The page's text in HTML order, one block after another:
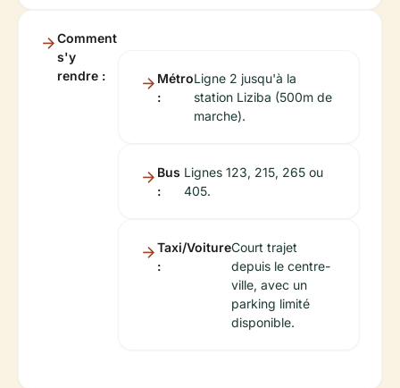
Comment
s'y
rendre :
Métro
:
Ligne 2 jusqu'à la
station Liziba (500m de
marche).
Bus
:
Lignes 123, 215, 265 ou
405.
Taxi/Voiture
:
Court trajet
depuis le centre-
ville, avec un
parking limité
disponible.